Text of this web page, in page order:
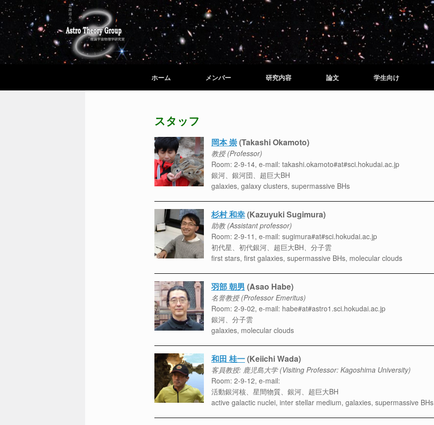
ホーム メンバー 研究内容 論文 学生向け
スタッフ
岡本 崇(Takashi Okamoto)
教授 (Professor)
Room: 2-9-14, e-mail: takashi.okamoto#at#sci.hokudai.ac.jp
銀河、銀河団、超巨大BH
galaxies, galaxy clusters, supermassive BHs
杉村 和幸(Kazuyuki Sugimura)
助教 (Assistant professor)
Room: 2-9-11, e-mail: sugimura#at#sci.hokudai.ac.jp
初代星、初代銀河、超巨大BH、分子雲
first stars, first galaxies, supermassive BHs, molecular clouds
羽部 朝男 (Asao Habe)
名誉教授 (Professor Emeritus)
Room: 2-9-02, e-mail: habe#at#astro1.sci.hokudai.ac.jp
銀河、分子雲
galaxies, molecular clouds
和田 桂一(Keiichi Wada)
客員教授: 鹿児島大学 (Visiting Professor: Kagoshima University)
Room: 2-9-12, e-mail:
活動銀河核、星間物質、銀河、超巨大BH
active galactic nuclei, inter stellar medium, galaxies, supermassive BHs